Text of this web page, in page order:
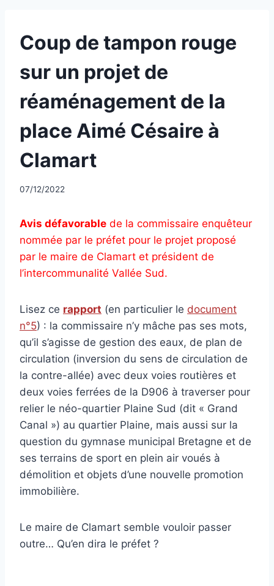
UNCATEGORIZED
Coup de tampon rouge
sur un projet de
réaménagement de la
place Aimé Césaire à
Clamart
Par
07/12/2022
Avis défavorable de la commissaire enquêteur
nommée par le préfet pour le projet proposé
par le maire de Clamart et président de
l’intercommunalité Vallée Sud.
Lisez ce rapport (en particulier le document
n°5) : la commissaire n’y mâche pas ses mots,
qu’il s’agisse de gestion des eaux, de plan de
circulation (inversion du sens de circulation de
la contre-allée) avec deux voies routières et
deux voies ferrées de la D906 à traverser pour
relier le néo-quartier Plaine Sud (dit « Grand
Canal ») au quartier Plaine, mais aussi sur la
question du gymnase municipal Bretagne et de
ses terrains de sport en plein air voués à
démolition et objets d’une nouvelle promotion
immobilière.
Le maire de Clamart semble vouloir passer
outre… Qu’en dira le préfet ?